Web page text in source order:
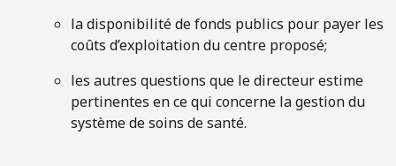
la disponibilité de fonds publics pour payer les
coûts d’exploitation du centre proposé;
les autres questions que le directeur estime
pertinentes en ce qui concerne la gestion du
système de soins de santé.